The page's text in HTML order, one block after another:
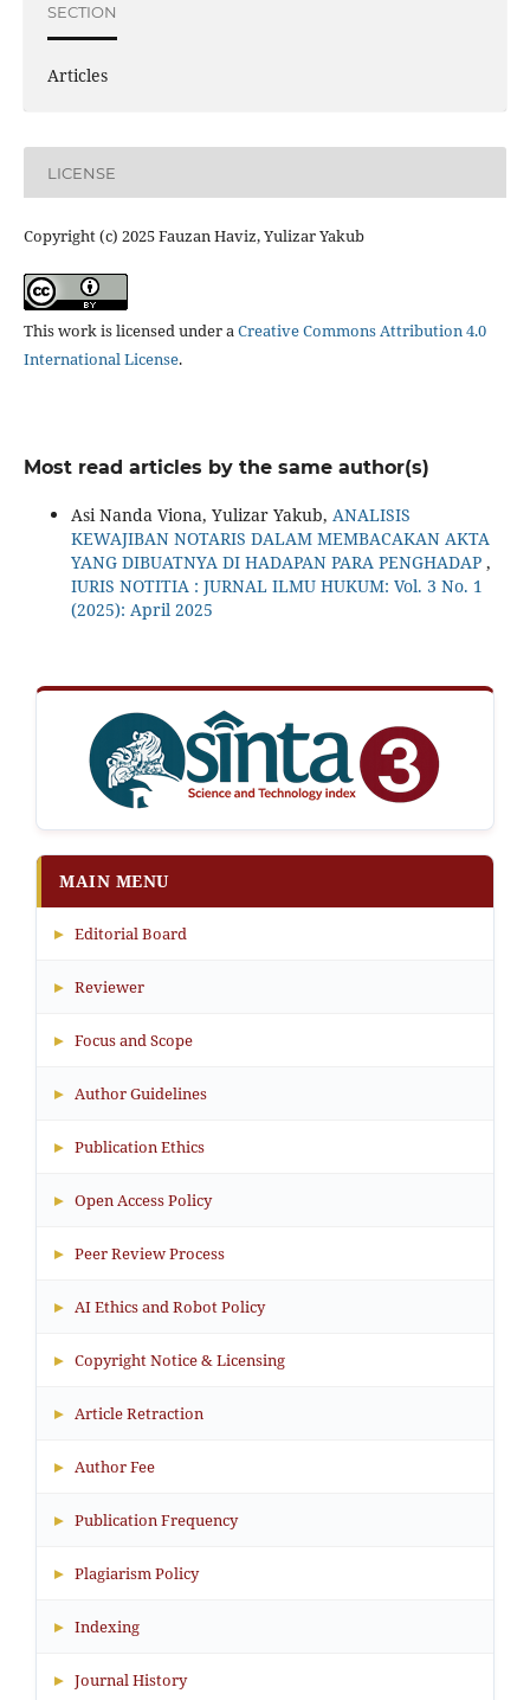
SECTION
Articles
LICENSE
Copyright (c) 2025 Fauzan Haviz, Yulizar Yakub
This work is licensed under aCreative Commons Attribution 4.0
International License.
Most read articles by the same author(s)
Asi Nanda Viona, Yulizar Yakub, ANALISIS
KEWAJIBAN NOTARIS DALAM MEMBACAKAN AKTA
YANG DIBUATNYA DI HADAPAN PARA PENGHADAP ,
IURIS NOTITIA : JURNAL ILMU HUKUM: Vol. 3 No. 1
(2025): April 2025
MAIN MENU
▸ Editorial Board
▸ Reviewer
▸ Focus and Scope
▸ Author Guidelines
▸ Publication Ethics
▸ Open Access Policy
▸ Peer Review Process
▸ AI Ethics and Robot Policy
▸ Copyright Notice & Licensing
▸ Article Retraction
▸ Author Fee
▸ Publication Frequency
▸ Plagiarism Policy
▸ Indexing
▸ Journal History